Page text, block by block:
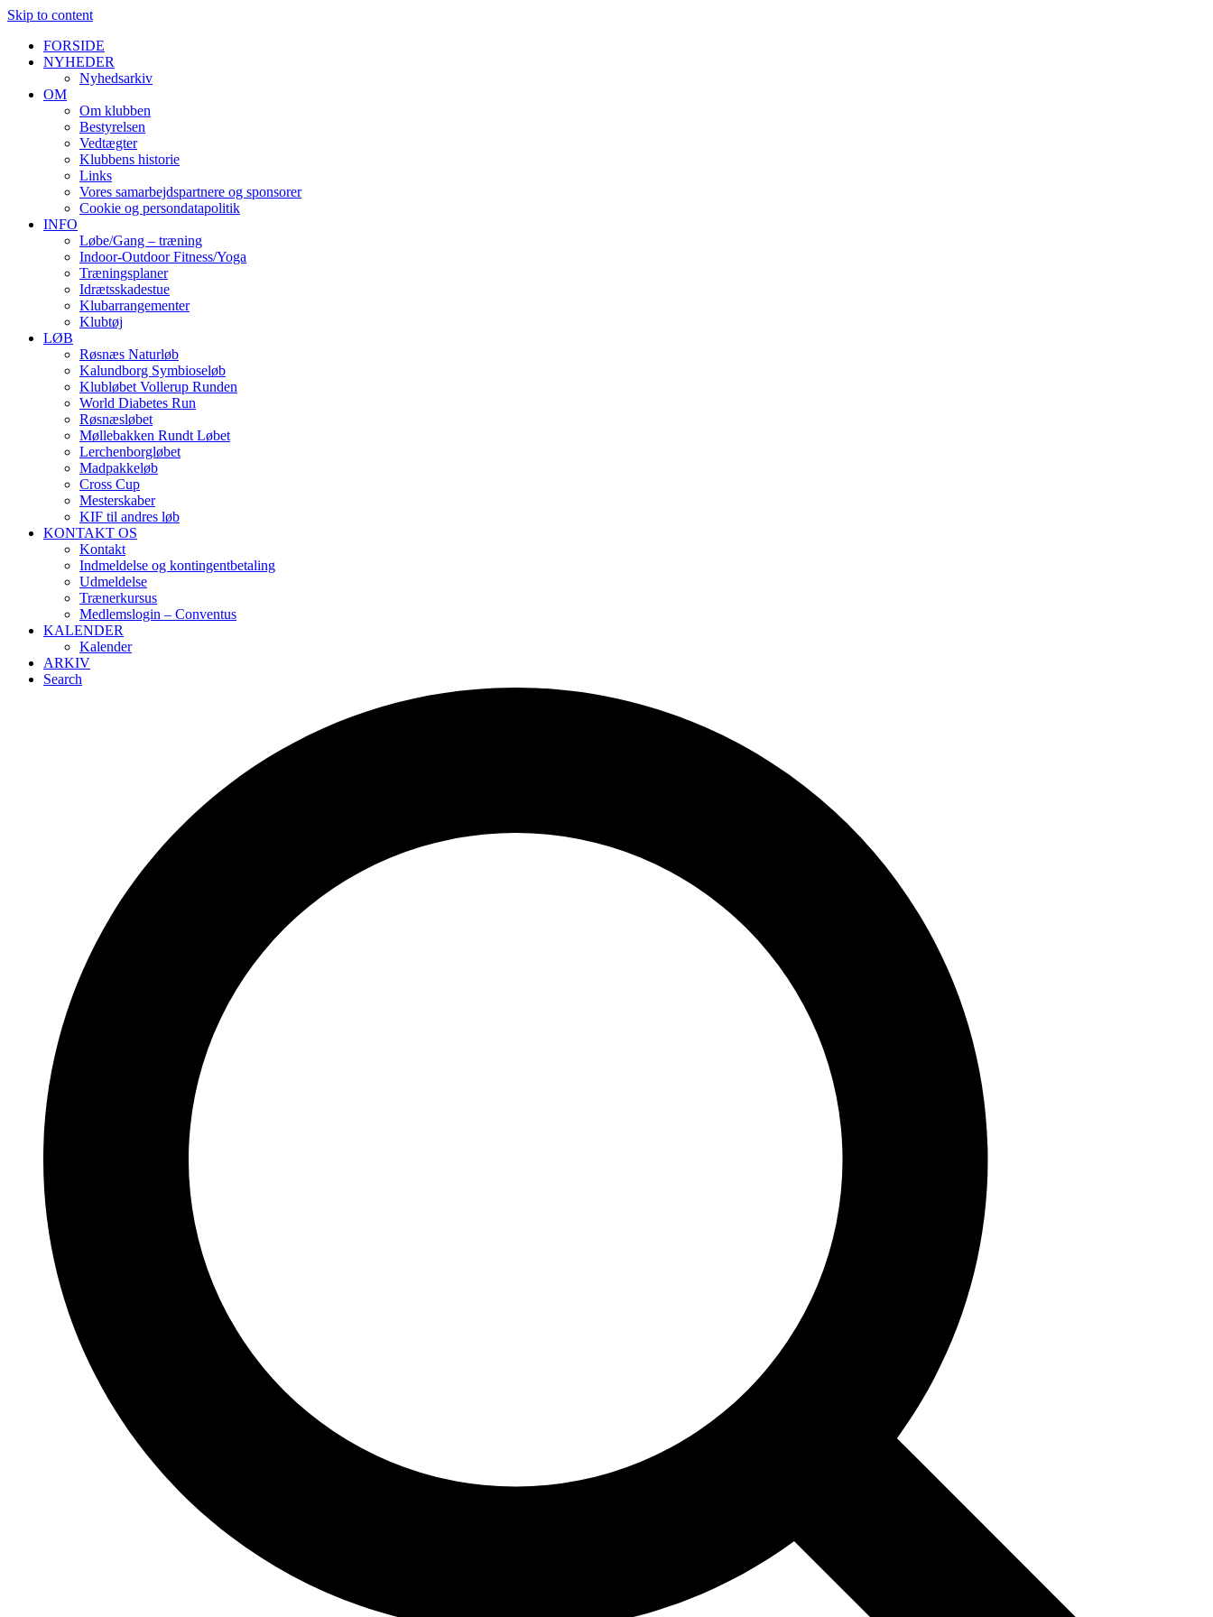
Skip to content
FORSIDE
NYHEDER
Nyhedsarkiv
OM
Om klubben
Bestyrelsen
Vedtægter
Klubbens historie
Links
Vores samarbejdspartnere og sponsorer
Cookie og persondatapolitik
INFO
Løbe/Gang – træning
Indoor-Outdoor Fitness/Yoga
Træningsplaner
Idrætsskadestue
Klubarrangementer
Klubtøj
LØB
Røsnæs Naturløb
Kalundborg Symbioseløb
Klubløbet Vollerup Runden
World Diabetes Run
Røsnæsløbet
Møllebakken Rundt Løbet
Lerchenborgløbet
Madpakkeløb
Cross Cup
Mesterskaber
KIF til andres løb
KONTAKT OS
Kontakt
Indmeldelse og kontingentbetaling
Udmeldelse
Trænerkursus
Medlemslogin – Conventus
KALENDER
Kalender
ARKIV
Search